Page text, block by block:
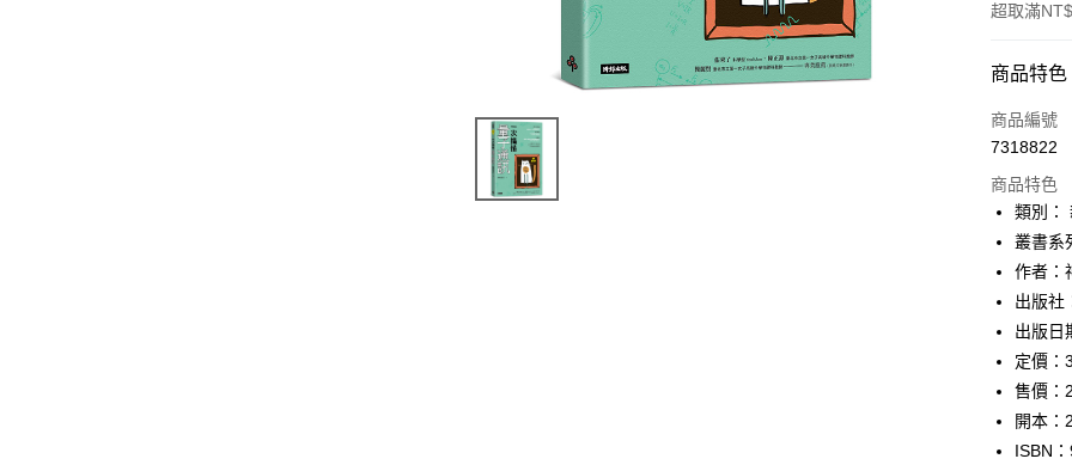
超取滿
付款方式
信用卡一次
運送方式
付款後全
每筆
付款後7-
每筆
宅配
商品特色
商品編號
7318822
商品特色
類別：
叢書系
作者：
出版社
出版日
定價：
售價：
開本：
ISBN